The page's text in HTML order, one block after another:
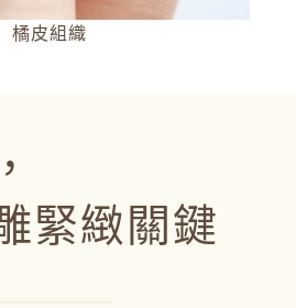
橘皮組織
緊緻關鍵